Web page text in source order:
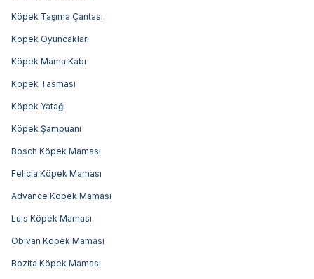
Köpek Taşıma Çantası
Köpek Oyuncakları
Köpek Mama Kabı
Köpek Tasması
Köpek Yatağı
Köpek Şampuanı
Bosch Köpek Maması
Felicia Köpek Maması
Advance Köpek Maması
Luis Köpek Maması
Obivan Köpek Maması
Bozita Köpek Maması